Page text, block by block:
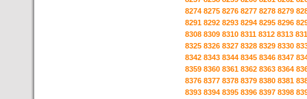
8274 8275 8276 8277 8278 8279
8291 8292 8293 8294 8295 8296
8308 8309 8310 8311 8312 8313
8325 8326 8327 8328 8329 8330
8342 8343 8344 8345 8346 8347
8359 8360 8361 8362 8363 8364
8376 8377 8378 8379 8380 8381
8393 8394 8395 8396 8397 8398